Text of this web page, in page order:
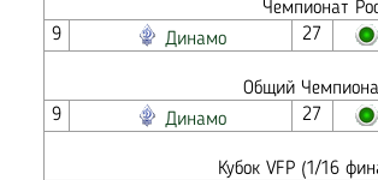
Чемпионат
9
Динамо 27
Общий
9
Динамо 27
Кубок VFP (1/16